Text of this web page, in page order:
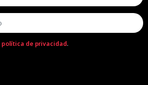
política de privacidad.